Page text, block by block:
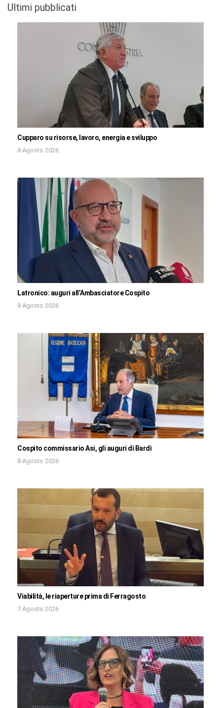
Ultimi pubblicati
Cupparo su risorse, lavoro, energia e sviluppo
8 Agosto 2026
Latronico: auguri all’Ambasciatore Cospito
8 Agosto 2026
Cospito commissario Asi, gli auguri di Bardi
8 Agosto 2026
Viabilità, le riaperture prima di Ferragosto
7 Agosto 2026